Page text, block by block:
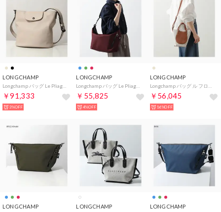
LONGCHAMP
￥91,333
3%OFF
LONGCHAMP
￥55,825
4%OFF
LONGCHAMP
￥56,045
16%OFF
LONGCHAMP LONGCHAMP LONGCHAMP